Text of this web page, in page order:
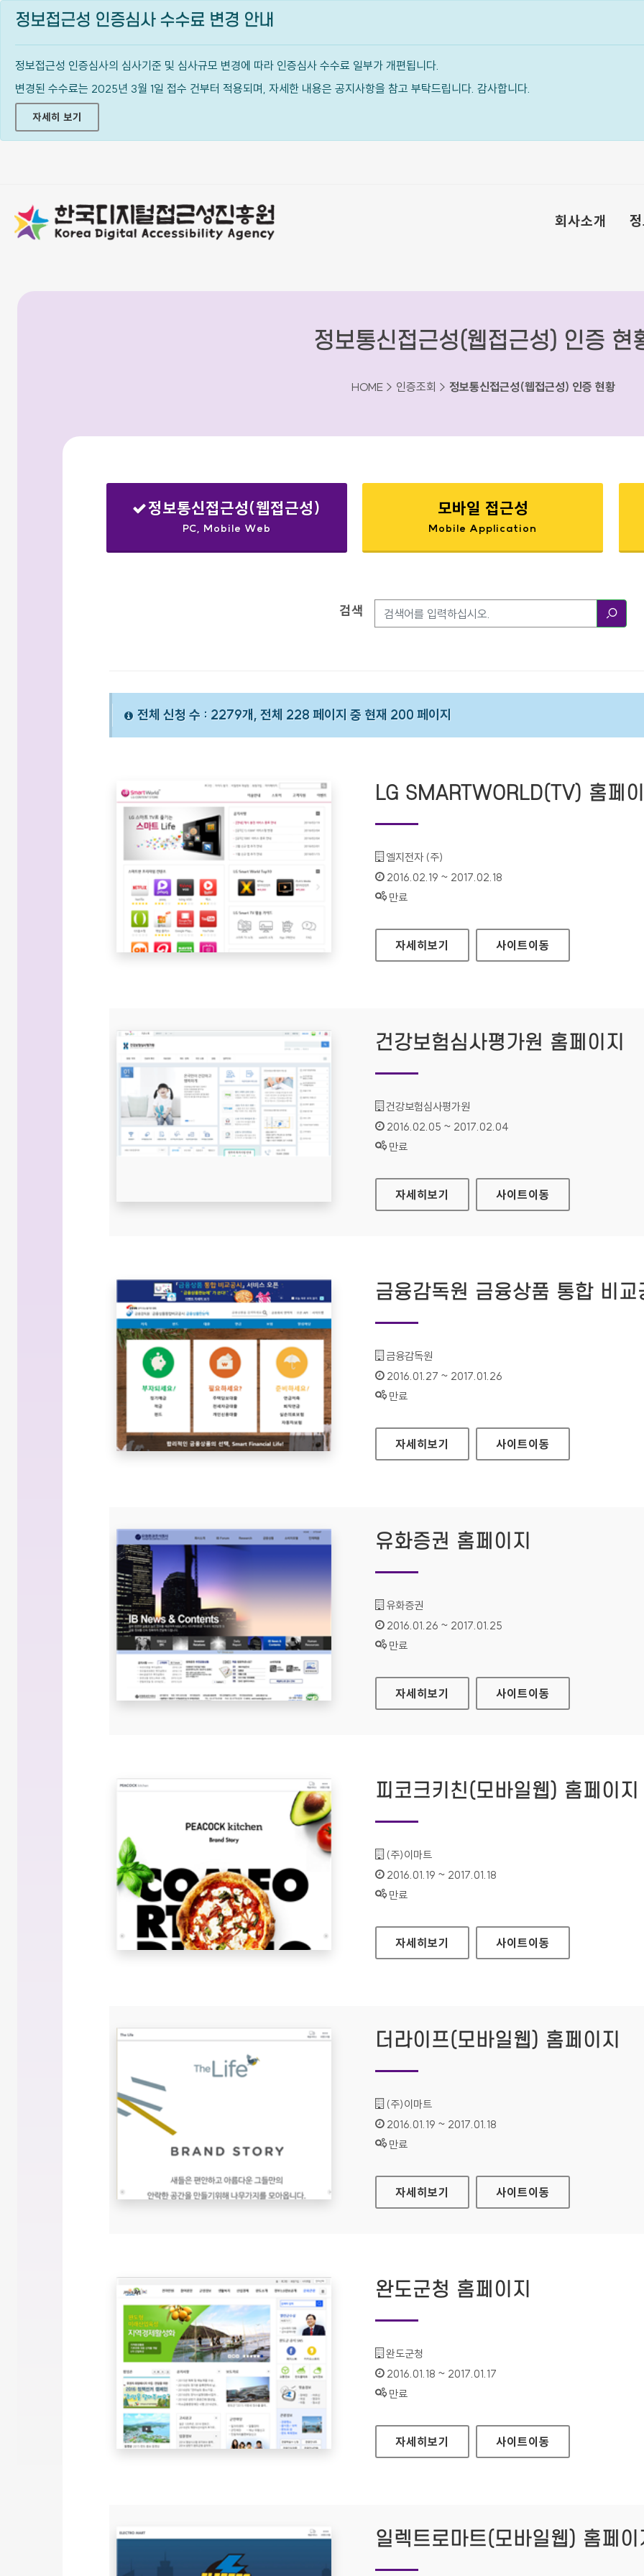
정보접근성 인증심사 수수료 변경 안내
정보접근성 인증심사의 심사기준 및 심사규모 변경에 따라 인증심사 수수료 일부가 개편됩니다.
변경된 수수료는 2025년 3월 1일 접수 건부터 적용되며, 자세한 내용은 공지사항을 참고 부탁드립니다. 감사합니다.
자세히 보기
회사소개
정보통신접근성(웹접근성) 인증 현
HOME > 인증조회 > 정보통신접근성(웹접근성) 인증 현황
정보통신접근성(웹접근성)
PC, Mobile Web
모바일 접근성
Mobile Application
검색
전체 신청 수 : 2279개, 전체 228 페이지 중 현재 200 페이지
LG SMARTWORLD(TV) 홈페
기관명 :
엘지전자 (주)
인증기간 :
2016.02.19 ~ 2017.02.18
상태 :
만료
LG SMARTWORLD(TV) 홈페이지
자세히보기 사이트이동
건강보험심사평가원 홈페이지
기관명 :
건강보험심사평가원
인증기간 :
2016.02.05 ~ 2017.02.04
상태 :
만료
건강보험심사평가원 홈페이지
자세히보기 사이트이동
금융감독원 금융상품 통합 비
기관명 :
금융감독원
인증기간 :
2016.01.27 ~ 2017.01.26
상태 :
만료
금융감독원 금융상품 통합 비교공시 홈페이지
자세히보기 사이트이동
유화증권 홈페이지
기관명 :
유화증권
인증기간 :
2016.01.26 ~ 2017.01.25
상태 :
만료
유화증권 홈페이지
자세히보기 사이트이동
피코크키친(모바일웹) 홈페이지
기관명 :
(주)이마트
인증기간 :
2016.01.19 ~ 2017.01.18
상태 :
만료
피코크키친(모바일웹) 홈페이지
자세히보기 사이트이동
더라이프(모바일웹) 홈페이지
기관명 :
(주)이마트
인증기간 :
2016.01.19 ~ 2017.01.18
상태 :
만료
더라이프(모바일웹) 홈페이지
자세히보기 사이트이동
완도군청 홈페이지
기관명 :
완도군청
인증기간 :
2016.01.18 ~ 2017.01.17
상태 :
만료
완도군청 홈페이지
자세히보기 사이트이동
일렉트로마트(모바일웹) 홈페이